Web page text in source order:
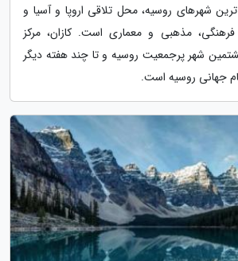
شهرهای روسیه، محل تلاقی اروپا و آسیا و
مذهبی و معماری است. کازان، مرکز
شهر پرجمعیت روسیه و تا چند هفته دیگر
جهانی روسیه است.